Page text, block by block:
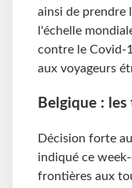
ainsi de prendre
l'échelle
contre le Covid-
aux voyageurs
Belgique :
Décision forte
indiqué ce
frontières aux